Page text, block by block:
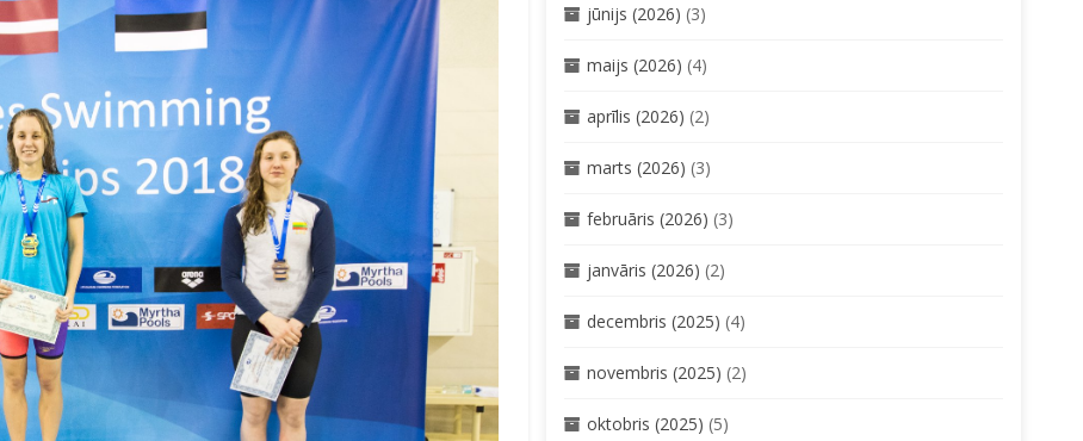
jūnijs (2026) (3)
maijs (2026) (4)
aprīlis (2026) (2)
marts (2026) (3)
februāris (2026) (3)
janvāris (2026) (2)
decembris (2025) (4)
novembris (2025) (2)
oktobris (2025) (5)